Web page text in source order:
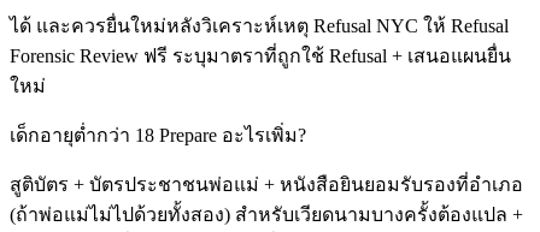
ได้ และควรยื่นใหม่หลังวิเคราะห์เหตุ Refusal NYC ให้ Refusal
Forensic Review ฟรี ระบุมาตราที่ถูกใช้ Refusal + เสนอแผนยื่น
ใหม่
เด็กอายุต่ำกว่า 18 Prepare อะไรเพิ่ม?
สูติบัตร + บัตรประชาชนพ่อแม่ + หนังสือยินยอมรับรองที่อำเภอ
(ถ้าพ่อแม่ไม่ไปด้วยทั้งสอง) สำหรับเวียดนามบางครั้งต้องแปล +